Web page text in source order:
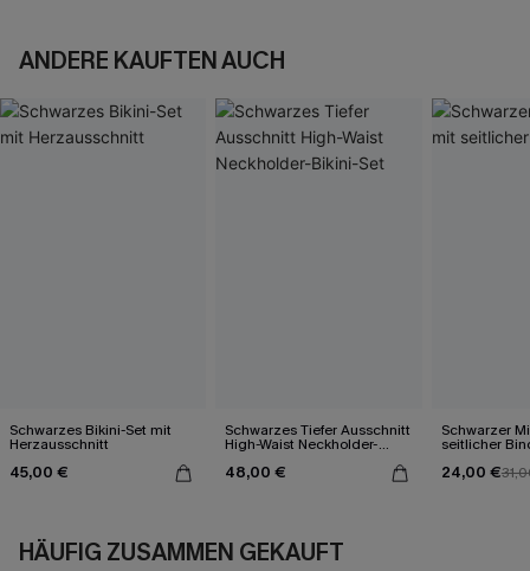
ANDERE KAUFTEN AUCH
Schwarzes Bikini-Set mit
Herzausschnitt
45,00 €
Schwarzes Tiefer Ausschnitt
High-Waist Neckholder-
Bikini-Set
48,00 €
Schwarzer
seitlicher
24,00 €
HÄUFIG ZUSAMMEN GEKAUFT